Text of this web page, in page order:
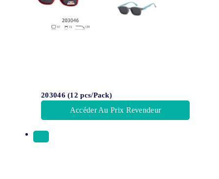
203046 (12 pcs/Pack)
Accéder Au Prix Revendeur